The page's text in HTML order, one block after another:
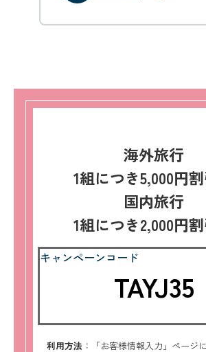
海外旅行
1組につき5,000円割
国内旅行
1組につき2,000円割
キャンペーンコード
TAYJ35
利用方法 ：「お客様情報入力」ページ